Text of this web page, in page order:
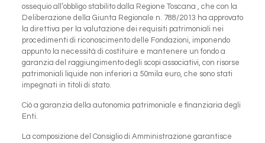
ossequio all’obbligo stabilito dalla Regione Toscana , che con la
Deliberazione della Giunta Regionale n. 788/2013 ha approvato
la direttiva per la valutazione dei requisiti patrimoniali nei
procedimenti di riconoscimento delle Fondazioni, imponendo
appunto la necessità di costituire e mantenere un fondo a
garanzia del raggiungimento degli scopi associativi, con risorse
patrimoniali liquide non inferiori a 50mila euro, che sono stati
impegnati in titoli di stato.
Ciò a garanzia della autonomia patrimoniale e finanziaria degli
Enti.
La composizione del Consiglio di Amministrazione garantisce